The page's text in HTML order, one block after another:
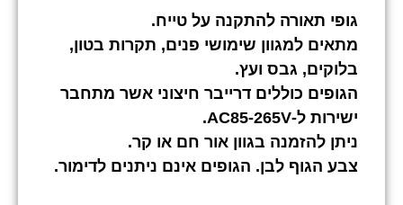
גופי תאורה להתקנה על טייח.
מתאים למגוון שימושי פנים, תקרות בטון,
בלוקים, גבס ועץ.
הגופים כוללים דרייבר חיצוני אשר מתחבר
ישירות ל-AC85-265V.
ניתן להזמנה בגוון אור חם או קר.
צבע הגוף לבן. הגופים אינם ניתנים לדימור.